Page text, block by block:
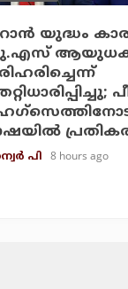
യുദ്ധം
പി 8 hours ago